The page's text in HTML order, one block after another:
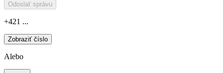
Odoslať správu
+421 ...
Zobraziť číslo
Alebo